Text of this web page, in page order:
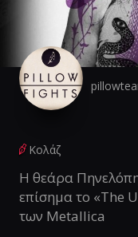
Κολάζ
Η θεάρα
επίσημα το «The
των Metallica